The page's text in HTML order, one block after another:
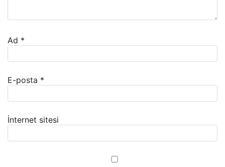
Ad *
E-posta *
İnternet sitesi